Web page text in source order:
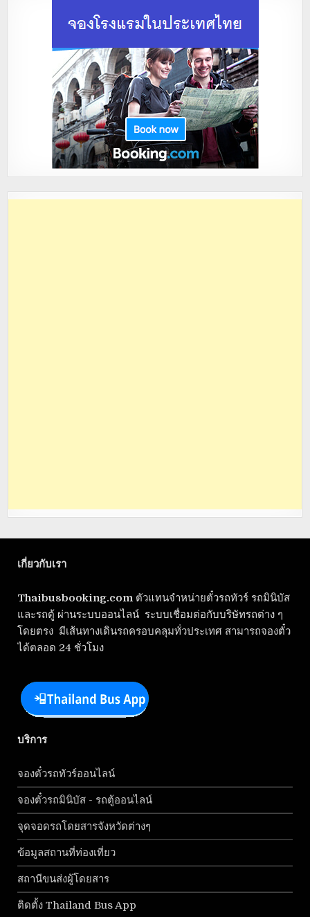
เกี่ยวกับเรา
Thaibusbooking.com ตัวแทนจำหน่ายตั๋วรถทัวร์ รถมินิบัส
และรถตู้ ผ่านระบบออนไลน์ ระบบเชื่อมต่อกับบริษัทรถต่าง ๆ
โดยตรง มีเส้นทางเดินรถครอบคลุมทั่วประเทศ สามารถจองตั๋ว
ได้ตลอด 24 ชั่วโมง
บริการ
จองตั๋วรถทัวร์ออนไลน์
จองตั๋วรถมินิบัส - รถตู้ออนไลน์
จุดจอดรถโดยสารจังหวัดต่างๆ
ข้อมูลสถานที่ท่องเที่ยว
สถานีขนส่งผู้โดยสาร
ติดตั้ง Thailand Bus App